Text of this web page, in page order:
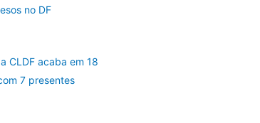
no DF
CLDF acaba em 18
7 presentes